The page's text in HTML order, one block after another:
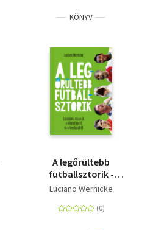
KÖNYV
A legőrültebb
futballsztorik -
Epizódok a bizarról, a
lenyűgözőről
Luciano Wernicke